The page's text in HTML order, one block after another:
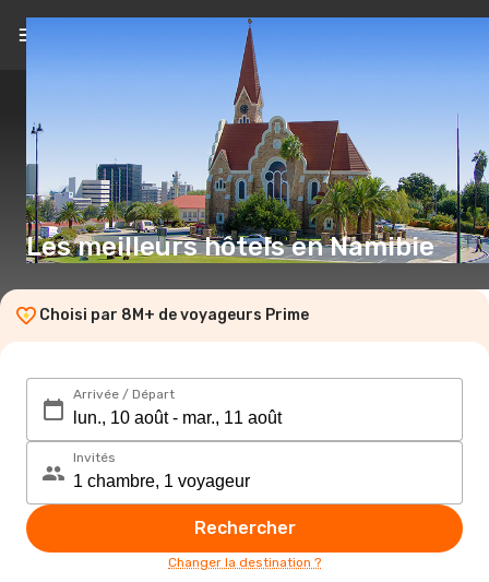
Les meilleurs hôtels en Namibie
Choisi par 8M+ de voyageurs Prime
Arrivée / Départ
Invités
Rechercher
Changer la destination ?